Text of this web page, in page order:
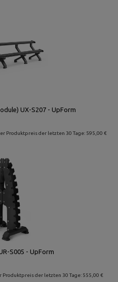
UX-S207 - UpForm
Produktpreis der letzten 30 Tage: 595,00 €
S005 - UpForm
Produktpreis der letzten 30 Tage: 555,00 €